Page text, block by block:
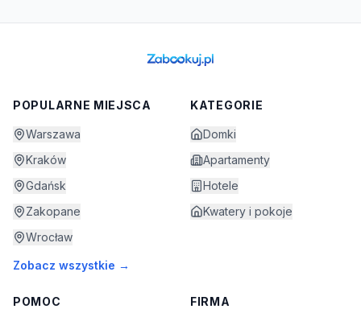
POPULARNE MIEJSCA
Warszawa
Kraków
Gdańsk
Zakopane
Wrocław
Zobacz wszystkie →
KATEGORIE
Domki
Apartamenty
Hotele
Kwatery i pokoje
POMOC FIRMA